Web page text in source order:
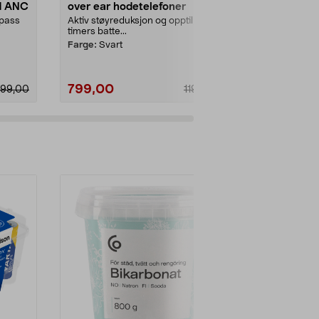
ANC
over ear hodetelefoner
Aktiv støyreduksjon og opptil 50
timers batte...
Farge: Svart
799,00 1190,00